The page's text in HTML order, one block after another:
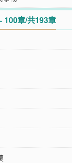
100章/共193章